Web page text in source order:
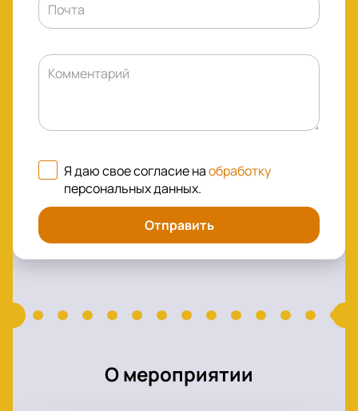
Почта
Комментарий
Я даю свое согласие наобработку
персональных данных.
Отправить
О мероприятии